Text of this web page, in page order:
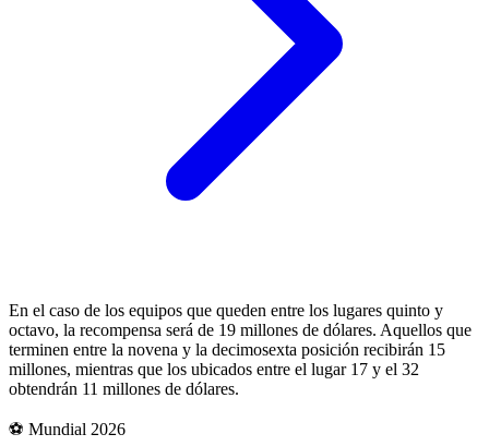
En el caso de los equipos que queden entre los lugares quinto y
octavo, la recompensa será de 19 millones de dólares. Aquellos que
terminen entre la novena y la decimosexta posición recibirán 15
millones, mientras que los ubicados entre el lugar 17 y el 32
obtendrán 11 millones de dólares.
⚽ Mundial 2026